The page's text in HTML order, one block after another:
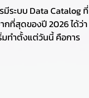
มีระบบ Data Catalog ที่
กที่สุดของปี 2026 ได้ว่า
มทำตั้งแต่วันนี้ คือการ